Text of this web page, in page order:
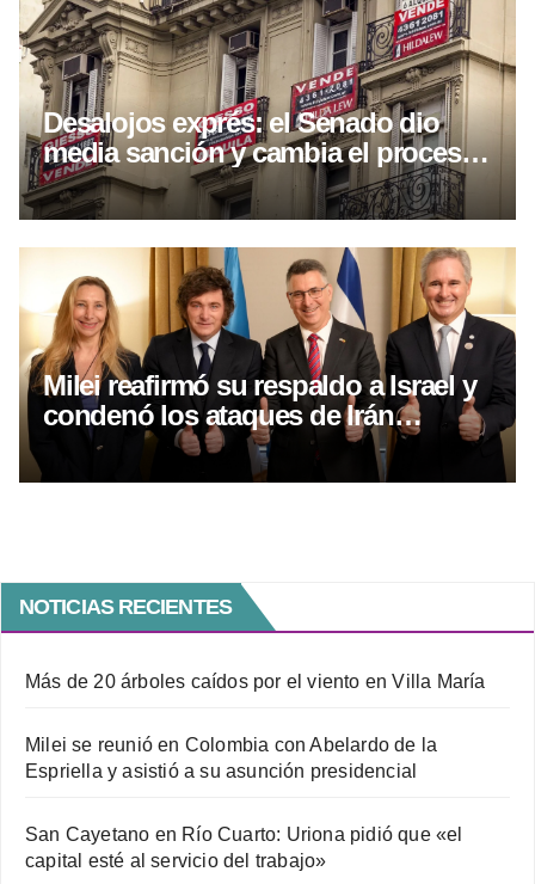
Desalojos exprés: el Senado dio
media sanción y cambia el proceso
por falta de pago
Milei reafirmó su respaldo a Israel y
condenó los ataques de Irán
durante un encuentro con el
canciller israelí
NOTICIAS RECIENTES
Más de 20 árboles caídos por el viento en Villa María
Milei se reunió en Colombia con Abelardo de la
Espriella y asistió a su asunción presidencial
San Cayetano en Río Cuarto: Uriona pidió que «el
capital esté al servicio del trabajo»